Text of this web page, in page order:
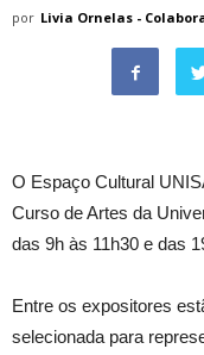
por Livia Ornelas -
O Espaço Cultural
Curso de Artes da
das 9h às 11h30 e das
Entre os expositores
selecionada para